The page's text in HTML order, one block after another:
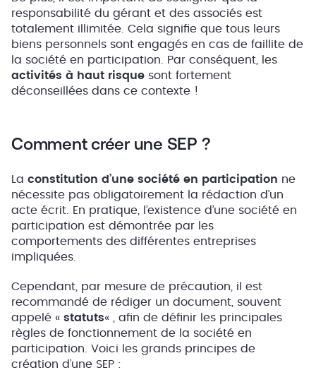
responsabilité du gérant et des associés est
totalement illimitée. Cela signifie que tous leurs
biens personnels sont engagés en cas de faillite de
la société en participation. Par conséquent, les
activités à haut risque sont fortement
déconseillées dans ce contexte !
Comment créer une SEP ?
La constitution d’une société en participation ne
nécessite pas obligatoirement la rédaction d’un
acte écrit. En pratique, l’existence d’une société en
participation est démontrée par les
comportements des différentes entreprises
impliquées.
Cependant, par mesure de précaution, il est
recommandé de rédiger un document, souvent
appelé « statuts« , afin de définir les principales
règles de fonctionnement de la société en
participation. Voici les grands principes de
création d’une SEP :